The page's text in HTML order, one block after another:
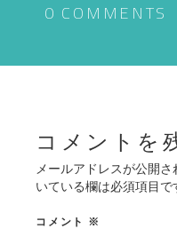
シ
0 COMMENTS
コメントを
メールアドレスが公開さ
いている欄は必須項目で
コメント ※